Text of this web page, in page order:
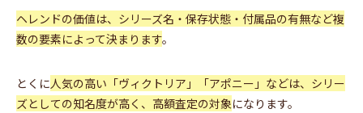
ヘレンドの価値は、シリーズ名・保存状態・付属品の有無など複
数の要素によって決まります。
とくに人気の高い「ヴィクトリア」「アポニー」などは、シリー
ズとしての知名度が高く、高額査定の対象になります。